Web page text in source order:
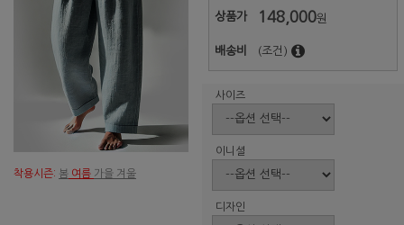
착용시즌: 봄 여름 가을 겨울
상품가 148,000원
배송비 (조건)
사이즈
이니셜
디자인